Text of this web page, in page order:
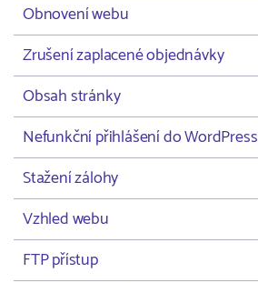
Obnovení webu
Zrušení zaplacené objednávky
Obsah stránky
Nefunkční přihlášení do WordPress
Stažení zálohy
Vzhled webu
FTP přístup